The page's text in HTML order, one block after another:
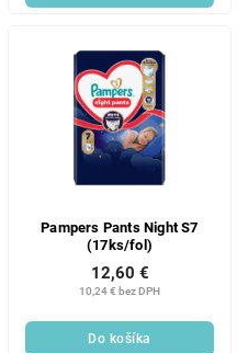
Pampers Pants Night S7
(17ks/fol)
10,24 € bez DPH
12,60 €
Do košíka